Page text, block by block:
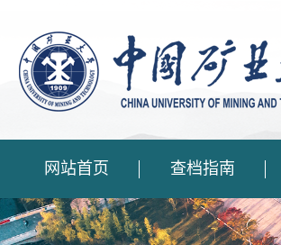
网站首页 查档指南